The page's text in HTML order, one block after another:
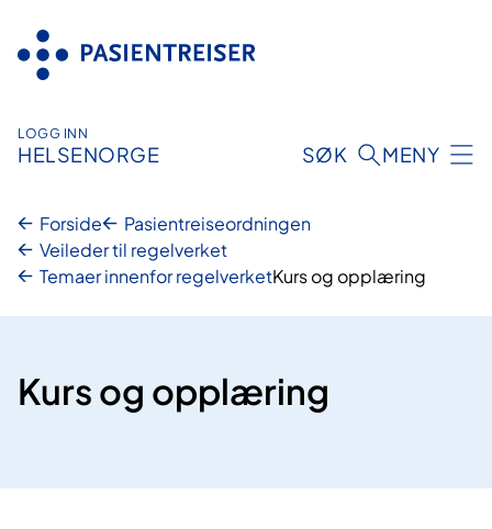
innhold
LOGG INN
HELSENORGE SØK MENY
Forside
Pasientreiseordningen
Veileder til regelverket
Temaer innenfor regelverketKurs og opplæring
Kurs og opplæring